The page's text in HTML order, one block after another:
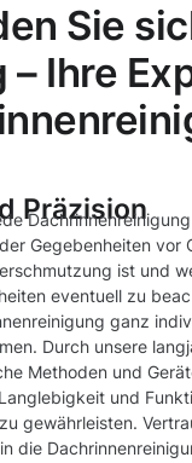
Sie
– Ihre
Präzision
Gegebenheiten vor
ist und
eventuell zu
ganz
Durch unsere
Methoden und
und
gewährleisten.
die